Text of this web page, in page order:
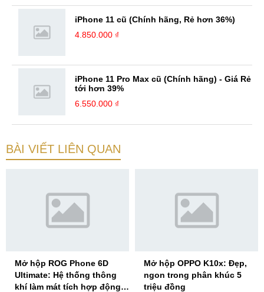
iPhone 11 cũ (Chính hãng, Rẻ hơn 36%)
4.850.000 ₫
iPhone 11 Pro Max cũ (Chính hãng) - Giá Rẻ
tới hơn 39%
6.550.000 ₫
BÀI VIẾT LIÊN QUAN
Mở hộp ROG Phone 6D
Ultimate: Hệ thống thông
khí làm mát tích hợp động
Mở hộp OPPO K10x: Đẹp,
ngon trong phân khúc 5
triệu đồng